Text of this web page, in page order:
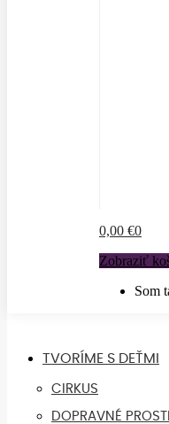
0,00 €0
Zobraziť
Som
TVORÍME S DEŤMI
CIRKUS
DOPRAVNÉ